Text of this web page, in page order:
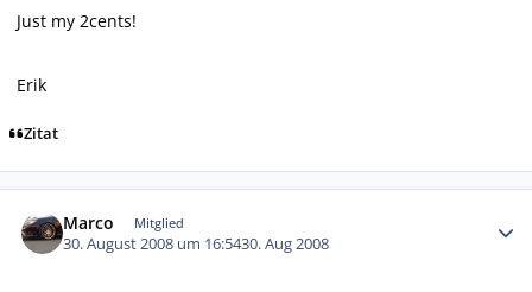
Just my 2cents!
Erik
Zitat
Marco Mitglied
30. August 2008 um 16:5430. Aug 2008